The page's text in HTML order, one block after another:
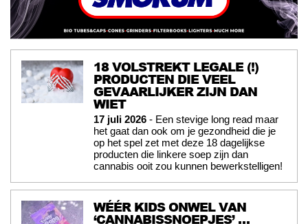
18 VOLSTREKT LEGALE (!)
PRODUCTEN DIE VEEL
GEVAARLIJKER ZIJN DAN
WIET
17 juli 2026 - Een stevige long read maar
het gaat dan ook om je gezondheid die je
op het spel zet met deze 18 dagelijkse
producten die linkere soep zijn dan
cannabis ooit zou kunnen bewerkstelligen!
WÉÉR KIDS ONWEL VAN
‘CANNABISSNOEPJES’ …